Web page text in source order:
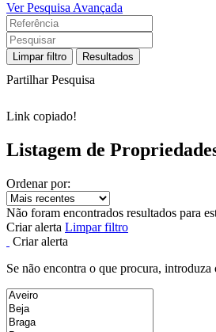
Ver Pesquisa Avançada
Limpar filtro Resultados
Partilhar Pesquisa
Link copiado!
Listagem de
Ordenar por:
Não foram encontrados resultados para
Criar alerta Limpar filtro
Criar alerta
Se não encontra o que procura,